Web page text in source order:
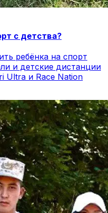
с детства?
ребёнка на спорт
и детские дистанции
Ultra и Race Nation